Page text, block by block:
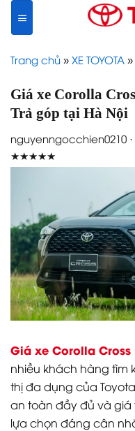
content
Trang chủ » XE TOYOTA »
Giá xe Corolla
Trả góp tại Hà Nội
nguyenngocchien0210
★★★★★
Giá xe Corolla Cross
nhiều khách hàng tìm
thị đa dụng của
an toàn đầy đủ và giá
lựa chọn đáng cân